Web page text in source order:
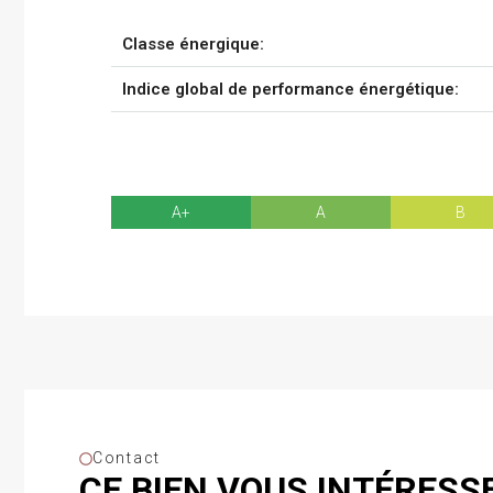
Classe énergique:
Indice global de performance énergétique:
A+ A B
Contact